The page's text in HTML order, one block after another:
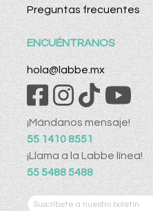
Preguntas frecuentes
ENCUÉNTRANOS
hola@labbe.mx
¡Mándanos mensaje!
55 1410 8551
¡Llama a la Labbe línea!
55 5488 5488